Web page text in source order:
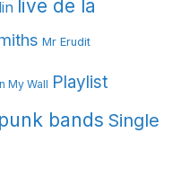
live de la
Mr Erudit
My Wall Playlist
bands Single